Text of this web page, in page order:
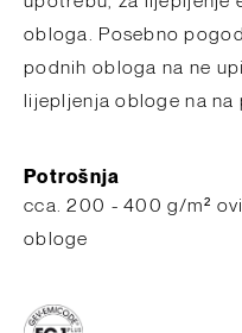
obloga. Posebno
podnih obloga na ne
lijepljenja obloge na
Potrošnja
c​ca. 200 - 400 g/m²
obloge